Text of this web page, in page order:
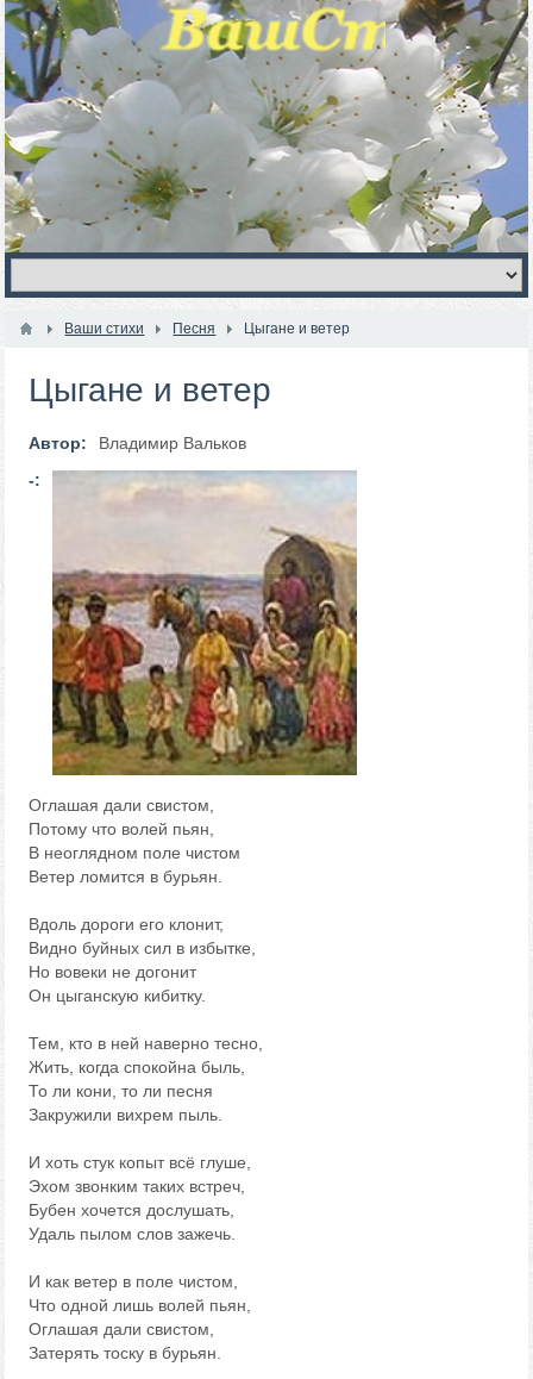
Ваши стихи Песня Цыгане и ветер
Цыгане и ветер
Автор:
Владимир Вальков
-:
Оглашая дали свистом,
Потому что волей пьян,
В неоглядном поле чистом
Ветер ломится в бурьян.
Вдоль дороги его клонит,
Видно буйных сил в избытке,
Но вовеки не догонит
Он цыганскую кибитку.
Тем, кто в ней наверно тесно,
Жить, когда спокойна быль,
То ли кони, то ли песня
Закружили вихрем пыль.
И хоть стук копыт всё глуше,
Эхом звонким таких встреч,
Бубен хочется дослушать,
Удаль пылом слов зажечь.
И как ветер в поле чистом,
Что одной лишь волей пьян,
Оглашая дали свистом,
Затерять тоску в бурьян.